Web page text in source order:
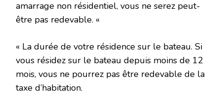
amarrage non résidentiel, vous ne serez peut-
être pas redevable. «
« La durée de votre résidence sur le bateau. Si
vous résidez sur le bateau depuis moins de 12
mois, vous ne pourrez pas être redevable de la
taxe d’habitation.